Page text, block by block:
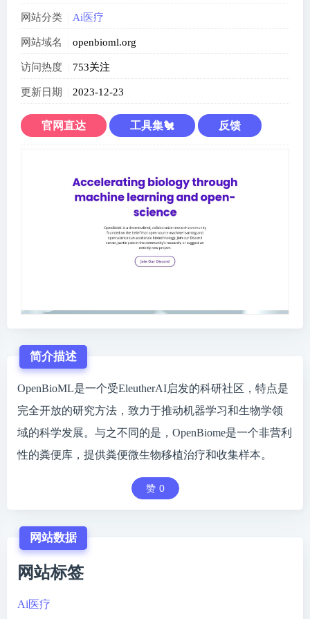
网站分类 Ai医疗
网站域名 openbioml.org
访问热度 753关注
更新日期 2023-12-23
官网直达 工具集🐔 反馈
简介描述
OpenBioML是一个受EleutherAI启发的科研社区，特点是
完全开放的研究方法，致力于推动机器学习和生物学领
域的科学发展。与之不同的是，OpenBiome是一个非营利
性的粪便库，提供粪便微生物移植治疗和收集样本。
赞 0
网站数据
网站标签
Ai医疗